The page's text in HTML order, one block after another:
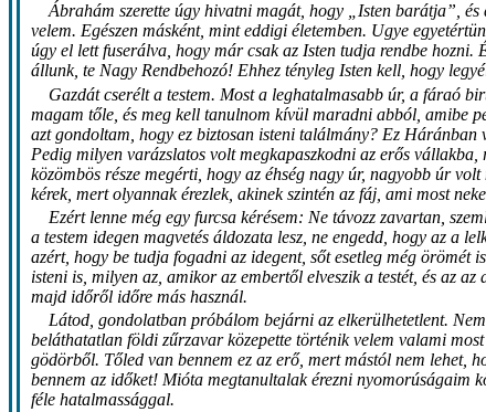
Ábrahám szerette úgy hivatni magát, hogy „Isten barátja”,
velem. Egészen másként, mint eddigi életemben. Ugye
úgy el lett fuserálva, hogy már csak az Isten tudja rendbe
állunk, te Nagy Rendbehozó! Ehhez tényleg Isten kell, hogy
Gazdát cserélt a testem. Most a leghatalmasabb úr, a fáraó
magam tőle, és meg kell tanulnom kívül maradni abból, amibe
azt gondoltam, hogy ez biztosan isteni találmány? Ez
Pedig milyen varázslatos volt megkapaszkodni az erős
közömbös része megérti, hogy az éhség nagy úr, nagyobb úr
kérek, mert olyannak érezlek, akinek szintén az fáj, ami most
Ezért lenne még egy furcsa kérésem: Ne távozz zavartan,
a testem idegen magvetés áldozata lesz, ne engedd, hogy az a
azért, hogy be tudja fogadni az idegent, sőt esetleg még
isteni is, milyen az, amikor az embertől elveszik a testét, és az
majd időről időre más használ.
Látod, gondolatban próbálom bejárni az elkerülhetetlent.
beláthatatlan földi zűrzavar közepette történik velem valami
gödörből. Tőled van bennem ez az erő, mert mástól nem lehet,
bennem az időket! Mióta megtanultalak érezni nyomorúságaim
féle hatalmassággal.